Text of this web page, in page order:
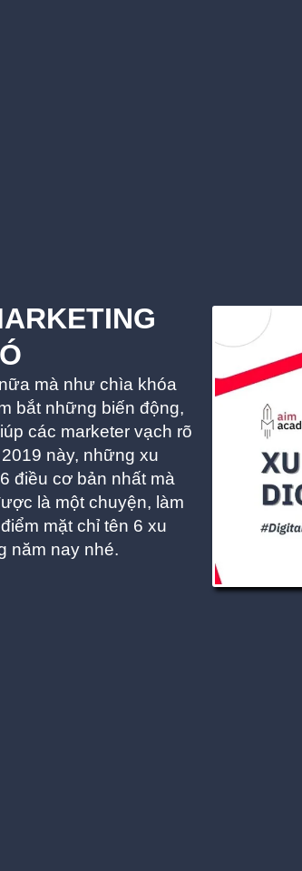
mà như chìa khóa
bắt những biến động,
các marketer vạch rõ
này, những xu
điều cơ bản nhất mà
là một chuyện, làm
mặt chỉ tên 6 xu
năm nay nhé.